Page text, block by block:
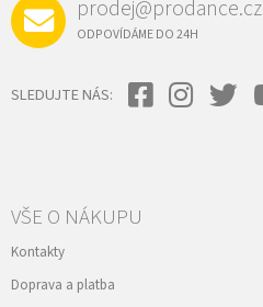
prodej@prodance.cz
ODPOVÍDÁME DO 24H
SLEDUJTE NÁS:
VŠE O NÁKUPU
Kontakty
Doprava a platba